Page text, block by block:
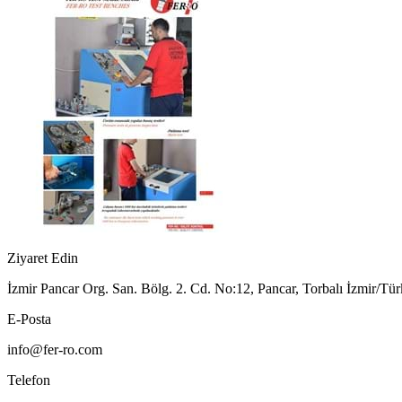
Ziyaret Edin
İzmir Pancar Org. San. Bölg. 2. Cd. No:12, Pancar, Torbalı İzmir/
E-Posta
info@fer-ro.com
Telefon